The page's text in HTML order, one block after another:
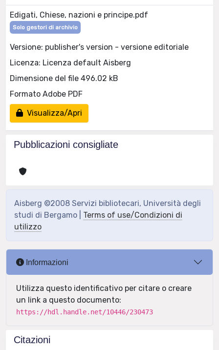
Edigati, Chiese, nazioni e principe.pdf
Solo gestori di archivio
Versione: publisher's version - versione editoriale
Licenza: Licenza default Aisberg
Dimensione del file 496.02 kB
Formato Adobe PDF
Visualizza/Apri
Pubblicazioni consigliate
Aisberg ©2008 Servizi bibliotecari, Università degli
studi di Bergamo | Terms of use/Condizioni di
utilizzo
Informazioni
Utilizza questo identificativo per citare o creare
un link a questo documento:
https://hdl.handle.net/10446/230473
Citazioni